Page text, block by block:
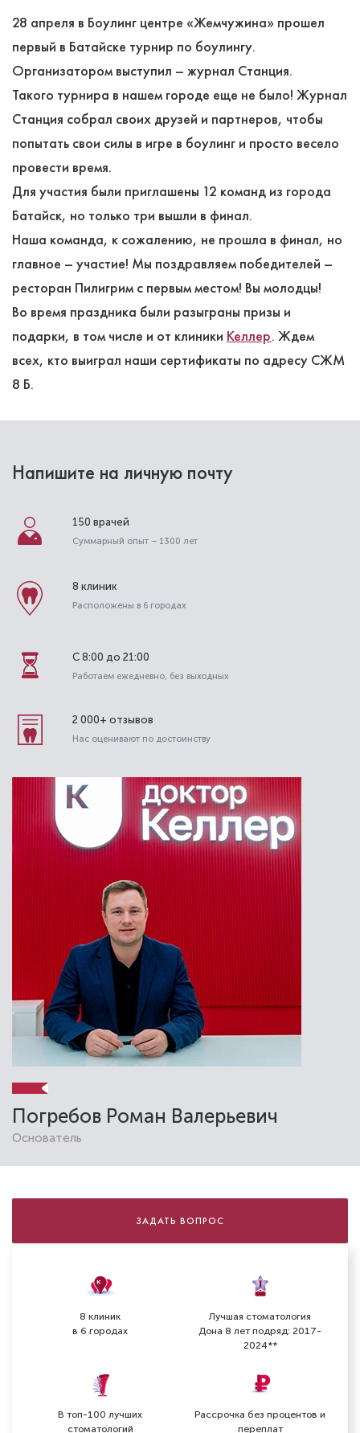
28 апреля в Боулинг центре «Жемчужина» прошел
первый в Батайске турнир по боулингу.
Организатором выступил – журнал Станция.
Такого турнира в нашем городе еще не было! Журнал
Станция собрал своих друзей и партнеров, чтобы
попытать свои силы в игре в боулинг и просто весело
провести время.
Для участия были приглашены 12 команд из города
Батайск, но только три вышли в финал.
Наша команда, к сожалению, не прошла в финал, но
главное – участие! Мы поздравляем победителей –
ресторан Пилигрим с первым местом! Вы молодцы!
Во время праздника были разыграны призы и
подарки, в том числе и от клиники Келлер. Ждем
всех, кто выиграл наши сертификаты по адресу СЖМ
8 Б.
Напишите на личную почту
150 врачей
Суммарный опыт – 1300 лет
8 клиник
Расположены в 6 городах
С 8:00 до 21:00
Работаем ежедневно, без выходных
2 000+ отзывов
Нас оценивают по достоинству
Погребов Роман Валерьевич
Основатель
ЗАДАТЬ ВОПРОС
8 клиник
в 6 городах
Лучшая стоматология
Дона 8 лет подряд: 2017-
2024**
В топ-100 лучших
стоматологий
Рассрочка без процентов и
переплат